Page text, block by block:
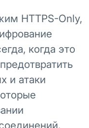
HTTPS-Only,
когда это
и атаки